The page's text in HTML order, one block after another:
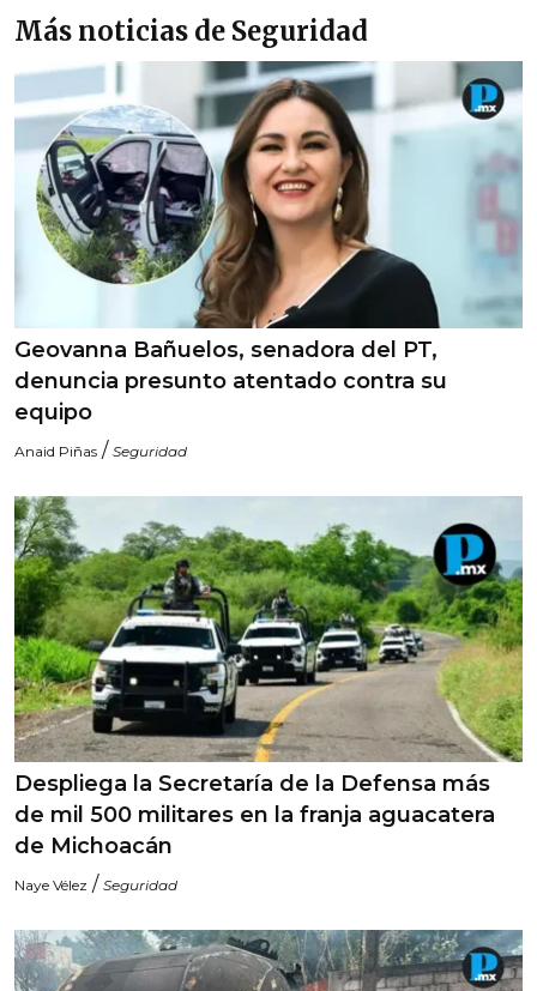
Más noticias de Seguridad
Geovanna Bañuelos, senadora del PT,
denuncia presunto atentado contra su
equipo
Anaid Piñas / Seguridad
Despliega la Secretaría de la Defensa más
de mil 500 militares en la franja aguacatera
de Michoacán
Naye Vélez / Seguridad